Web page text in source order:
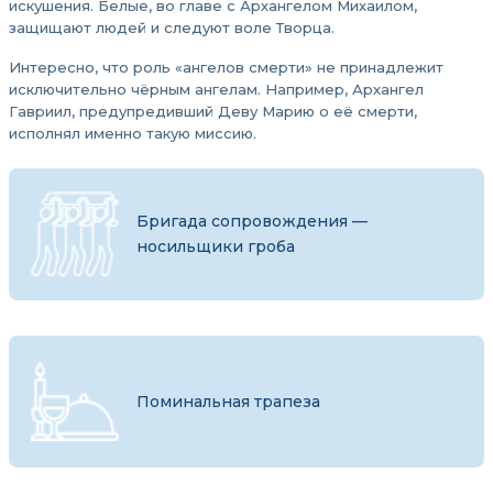
искушения. Белые, во главе с Архангелом Михаилом,
защищают людей и следуют воле Творца.
Интересно, что роль «ангелов смерти» не принадлежит
исключительно чёрным ангелам. Например, Архангел
Гавриил, предупредивший Деву Марию о её смерти,
исполнял именно такую миссию.
Бригада сопровождения —
носильщики гроба
Поминальная трапеза